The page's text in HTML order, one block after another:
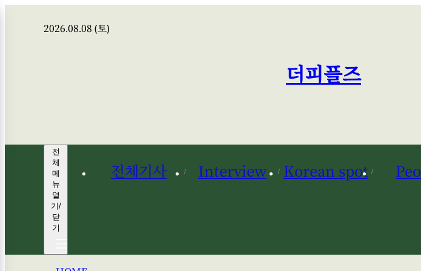
2026.08.08 (토)
더피플즈
전
체
메
뉴
열
기/
닫
기
전체기사 Interview Korean spot